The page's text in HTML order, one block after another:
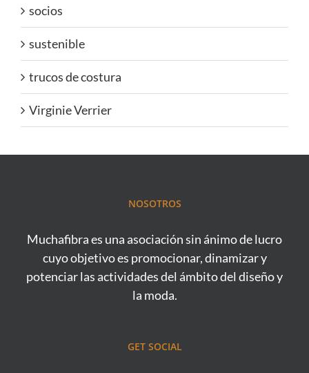
socios
sustenible
trucos de costura
Virginie Verrier
NOSOTROS
Muchafibra es una asociación sin ánimo de lucro
cuyo objetivo es promocionar, dinamizar y
potenciar las actividades del ámbito del diseño y
la moda.
GET SOCIAL